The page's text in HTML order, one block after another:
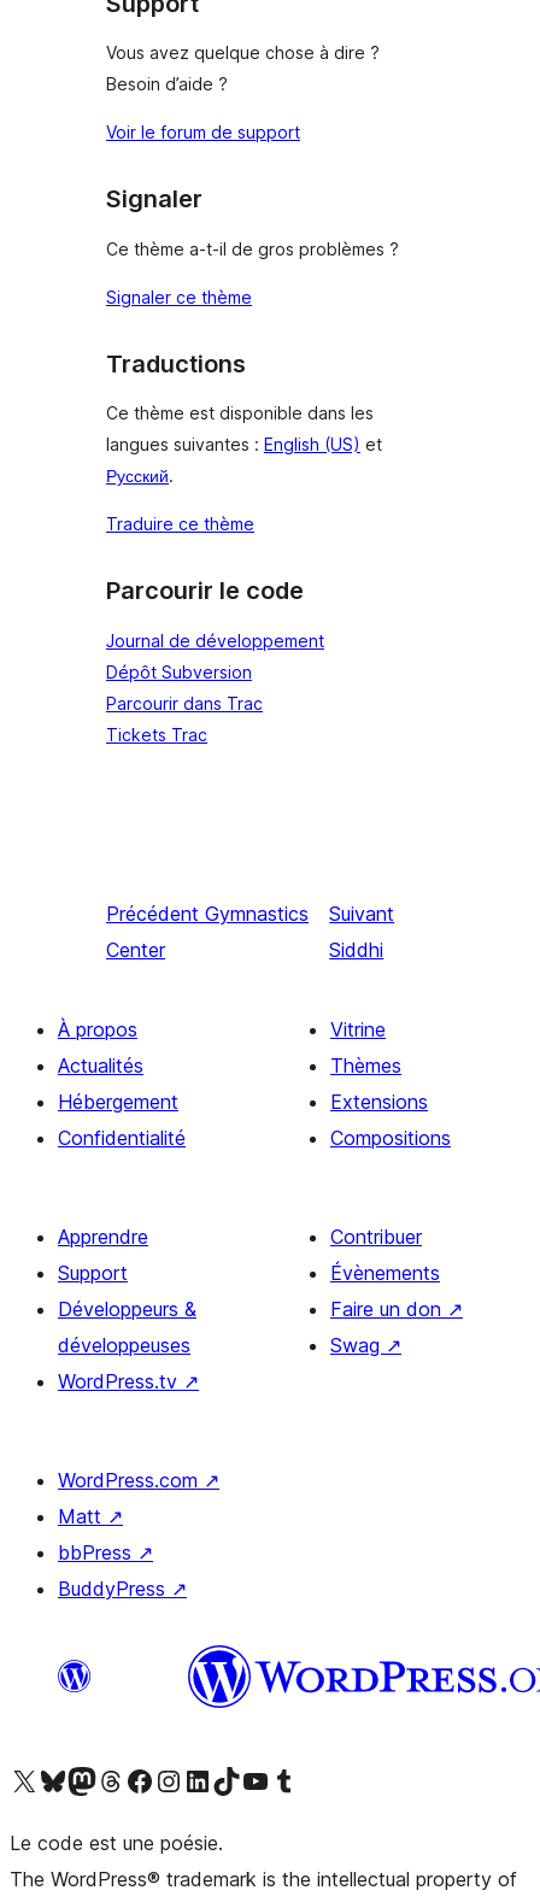
Vous avez quelque chose à dire ?
Besoin d’aide ?
Voir le forum de support
Signaler
Ce thème a-t-il de gros problèmes ?
Signaler ce thème
Traductions
Ce thème est disponible dans les
langues suivantes : English (US) et
Русский.
Traduire ce thème
Parcourir le code
Journal de développement
Dépôt Subversion
Parcourir dans Trac
Tickets Trac
Précédent Gymnastics
Center
Suivant
Siddhi
À propos
Actualités
Hébergement
Confidentialité
Vitrine
Thèmes
Extensions
Compositions
Apprendre
Support
Développeurs &
développeuses
WordPress.tv ↗
Contribuer
Évènements
Faire un don ↗
Swag ↗
WordPress.com ↗
Matt ↗
bbPress ↗
BuddyPress ↗
Visitez notre compte X (précédemment Twitter)
Visiter notre compte Bluesky
Visiter notre compte Mastodon
Visiter notre compte Threads
Consulter notre compte Facebook
Consulter notre compte Instagram
Consulter notre compte LinkedIn
Visiter notre compte TokTok
Visiter notre chaîne YouTube
Visiter notre compte Tumblr
Le code est une poésie.
The WordPress® trademark is the intellectual property of